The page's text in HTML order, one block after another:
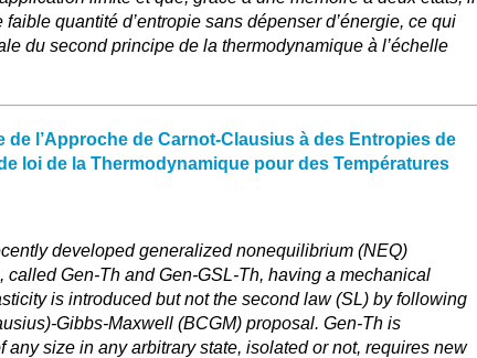
quantité d’entropie sans dépenser d’énergie, ce qui
du second principe de la thermodynamique à l’échelle
de l’Approche de Carnot-Clausius à des Entropies de
loi de la Thermodynamique pour des Températures
developed generalized nonequilibrium (NEQ)
called Gen-Th and Gen-GSL-Th, having a mechanical
is introduced but not the second law (SL) by following
Gibbs-Maxwell (BCGM) proposal. Gen-Th is
any size in any arbitrary state, isolated or not, requires new